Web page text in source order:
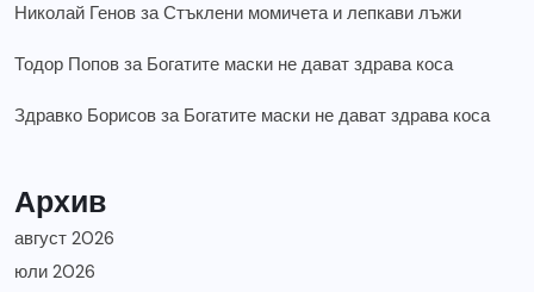
Николай Генов заСтъклени момичета и лепкави лъжи
Тодор Попов за Богатите маски не дават здрава коса
Здравко Борисов за Богатите маски не дават здрава коса
Архив
август 2026
юли 2026